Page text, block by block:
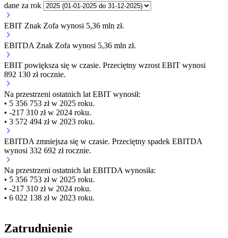
dane za rok
EBIT Znak Zofa wynosi 5,36 mln zł.
EBITDA Znak Zofa wynosi 5,36 mln zł.
EBIT powiększa się w czasie. Przeciętny wzrost EBIT wynosi
892 130 zł rocznie.
Na przestrzeni ostatnich lat EBIT wynosił:
• 5 356 753 zł w 2025 roku.
• -217 310 zł w 2024 roku.
• 3 572 494 zł w 2023 roku.
EBITDA zmniejsza się w czasie. Przeciętny spadek EBITDA
wynosi 332 692 zł rocznie.
Na przestrzeni ostatnich lat EBITDA wynosiła:
• 5 356 753 zł w 2025 roku.
• -217 310 zł w 2024 roku.
• 6 022 138 zł w 2023 roku.
Zatrudnienie